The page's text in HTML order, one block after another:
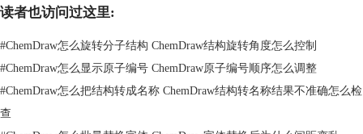
单里和【Distribute】有关的选项，去选择水平分布的功能，不同版本里，
按间距水平分布，处理的时候，我们先把左右两端的结构放到自己觉得合
适的位置上，中间那些结构就交给分布功能自动排开，这样做比一个一个
地拖动更容易让间距保持一致。
读者也访问过这里:
#ChemDraw怎么旋转分子结构 ChemDraw结构旋转角度怎么控制
#ChemDraw怎么显示原子编号 ChemDraw原子编号顺序怎么调整
#ChemDraw怎么把结构转成名称 ChemDraw结构转名称结果不准确怎么检
查